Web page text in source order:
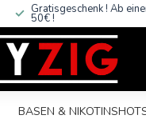
Gratisgeschenk ! Ab
50€ !
BASEN &